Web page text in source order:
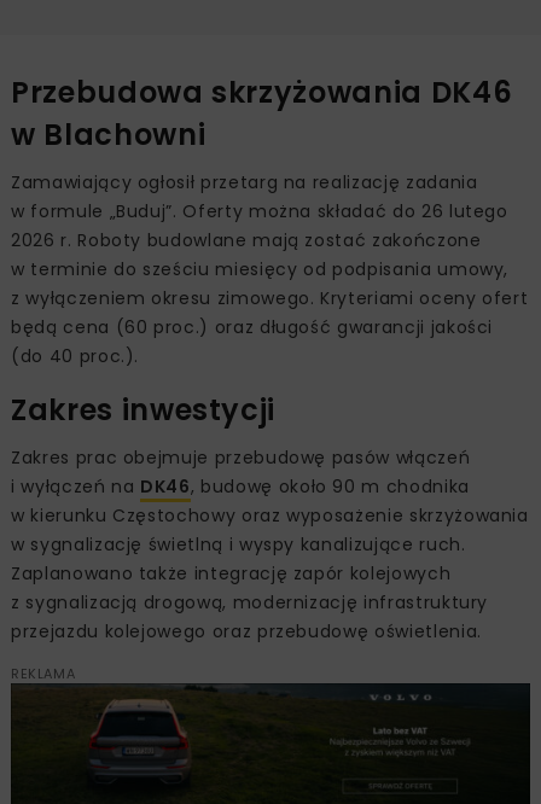
Przebudowa skrzyżowania DK46
w Blachowni
Zamawiający ogłosił przetarg na realizację zadania
w formule „Buduj”. Oferty można składać do 26 lutego
2026 r. Roboty budowlane mają zostać zakończone
w terminie do sześciu miesięcy od podpisania umowy,
z wyłączeniem okresu zimowego. Kryteriami oceny ofert
będą cena (60 proc.) oraz długość gwarancji jakości
(do 40 proc.).
Zakres inwestycji
Zakres prac obejmuje przebudowę pasów włączeń
i wyłączeń na DK46, budowę około 90 m chodnika
w kierunku Częstochowy oraz wyposażenie skrzyżowania
w sygnalizację świetlną i wyspy kanalizujące ruch.
Zaplanowano także integrację zapór kolejowych
z sygnalizacją drogową, modernizację infrastruktury
przejazdu kolejowego oraz przebudowę oświetlenia.
REKLAMA